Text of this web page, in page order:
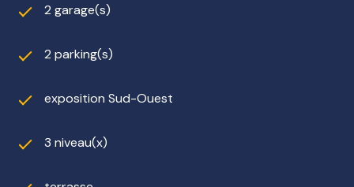
2 garage(s)
2 parking(s)
exposition Sud-Ouest
3 niveau(x)